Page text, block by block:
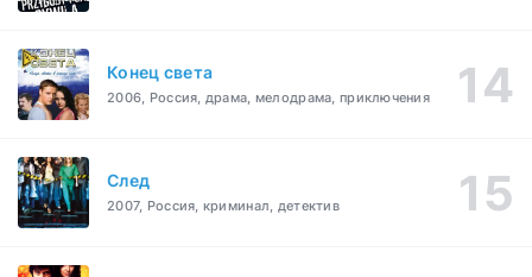
Конец света
2006, Россия, драма, мелодрама, приключения
След
2007, Россия, криминал, детектив